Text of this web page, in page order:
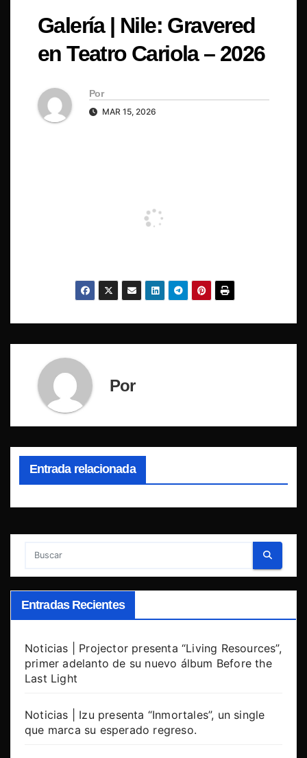
Galería | Nile: Gravered
en Teatro Cariola – 2026
Por
MAR 15, 2026
Por
Entrada relacionada
Entradas Recientes
Noticias | Projector presenta “Living Resources”,
primer adelanto de su nuevo álbum Before the
Last Light
Noticias | Izu presenta “Inmortales”, un single
que marca su esperado regreso.